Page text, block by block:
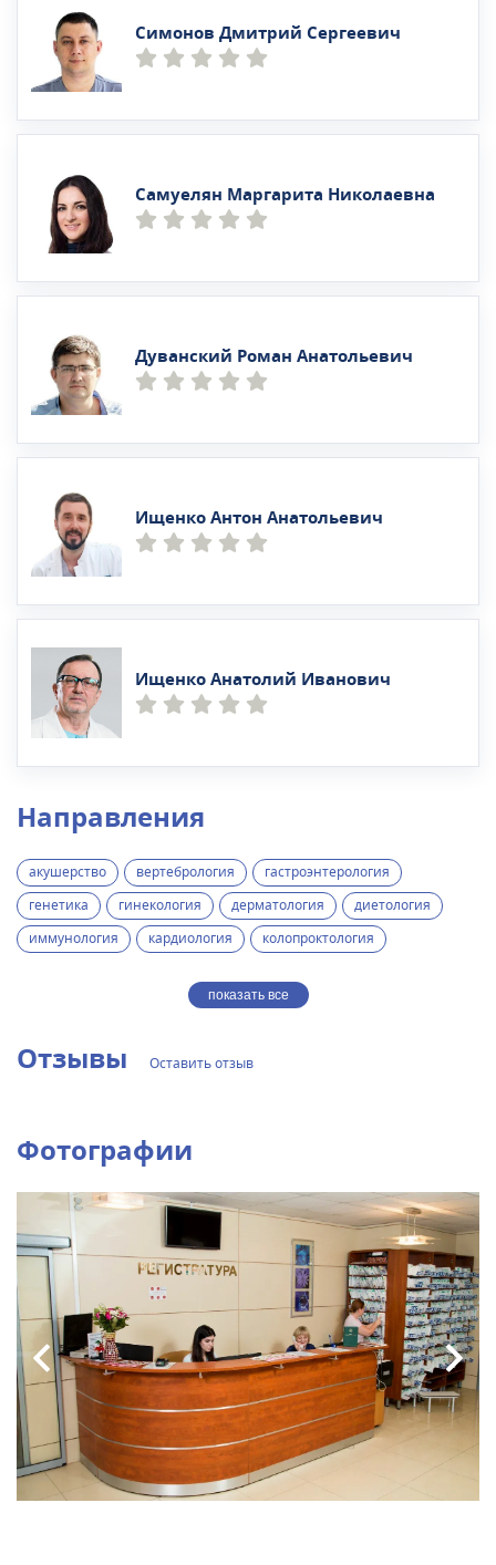
Симонов Дмитрий Сергеевич
Самуелян Маргарита Николаевна
Дуванский Роман Анатольевич
Ищенко Антон Анатольевич
Ищенко Анатолий Иванович
Направления
акушерство вертебрология
гастроэнтерология
генетика
гинекология дерматология
диетология
иммунология
кардиология колопроктология
показать все
Отзывы Оставить отзыв
Фотографии